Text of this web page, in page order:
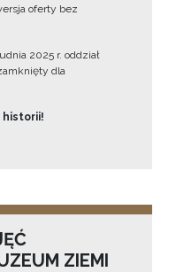
oferty bez
2025 r. oddział
dla
historii!
ZIEMI